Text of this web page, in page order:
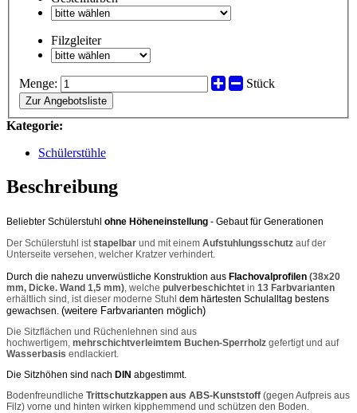
Filzgleiter
Menge: Stück
Zur Angebotsliste
Kategorie:
Schülerstühle
Beschreibung
Beliebter Schülerstuhl ohne Höheneinstellung - Gebaut für Generationen
Der Schülerstuhl iststapelbar und mit einem Aufstuhlungsschutz auf der
Unterseite versehen, welcher Kratzer verhindert.
Durch die nahezu unverwüstliche Konstruktion aus Flachovalprofilen (38x20
mm, Dicke. Wand 1,5 mm), welche pulverbeschichtet in 13 Farbvarianten
erhältlich sind, ist dieser moderne Stuhl dem härtesten Schulalltag bestens
gewachsen. (weitere Farbvarianten möglich)
Die Sitzflächen und Rüchenlehnen sind aus
hochwertigem, mehrschichtverleimtem Buchen-Sperrholz gefertigt und auf
Wasserbasis endlackiert.
Die Sitzhöhen sind nach DIN abgestimmt.
Bodenfreundliche Trittschutzkappen aus ABS-Kunststoff (gegen Aufpreis aus
Filz) vorne und hinten wirken kipphemmend und schützen den Boden.